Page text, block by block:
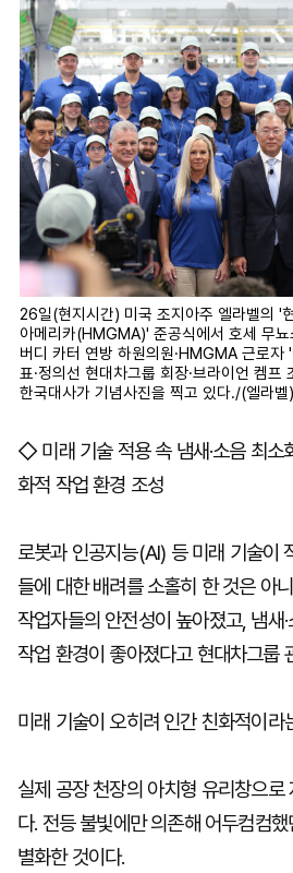
26일(현지시간) 미국 조지아주 엘라벨의 '
아메리카(HMGMA)' 준공식에서 호세 무뇨
버디 카터 연방 하원의원·HMGMA 근로
표·정의선 현대차그룹 회장·브라이언 켐프
한국대사가 기념사진을 찍고 있다./(엘라벨
◇ 미래 기술 적용 속 냄새·소음 최소
화적 작업 환경 조성
로봇과 인공지능(AI) 등 미래 기술이
들에 대한 배려를 소홀히 한 것은 아
작업자들의 안전성이 높아졌고, 냄새
작업 환경이 좋아졌다고 현대차그룹
미래 기술이 오히려 인간 친화적이라
실제 공장 천장의 아치형 유리창으로
다. 전등 불빛에만 의존해 어두컴컴
별화한 것이다.